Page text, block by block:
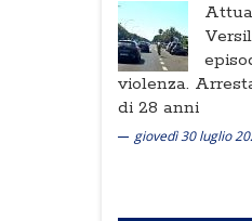
violenza.
di 28 anni
giovedì 30 luglio